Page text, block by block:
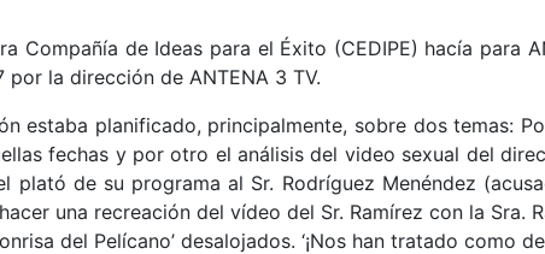
Compañía de Ideas para el Éxito (CEDIPE) hacía
por la dirección de ANTENA 3 TV.
estaba planificado, principalmente, sobre dos temas:
fechas y por otro el análisis del video sexual del
plató de su programa al Sr. Rodríguez Menéndez
una recreación del vídeo del Sr. Ramírez con la
del Pelícano’ desalojados. ‘¡Nos han tratado como